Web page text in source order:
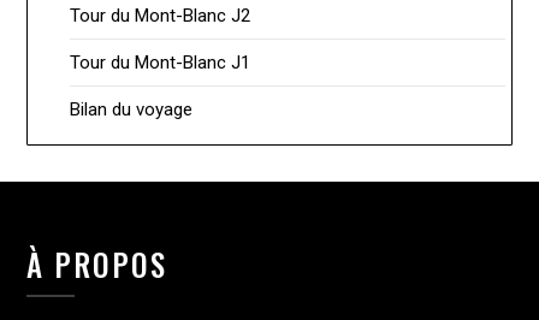
Tour du Mont-Blanc J2
Tour du Mont-Blanc J1
Bilan du voyage
À PROPOS